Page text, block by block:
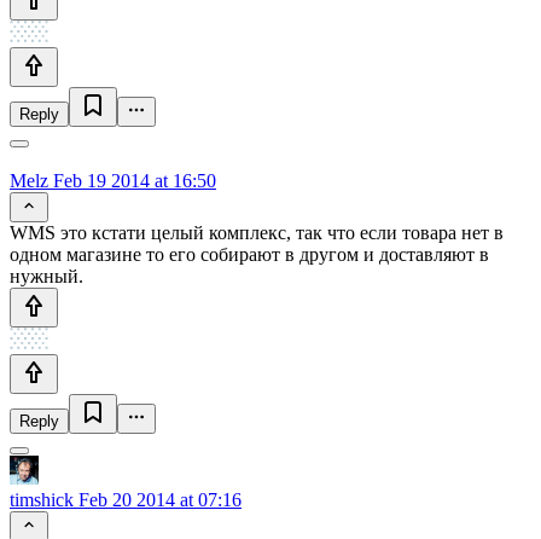
Reply
Melz Feb 19 2014 at 16:50
WMS это кстати целый комплекс, так что если товара нет в
одном магазине то его собирают в другом и доставляют в
нужный.
Reply
timshick Feb 20 2014 at 07:16